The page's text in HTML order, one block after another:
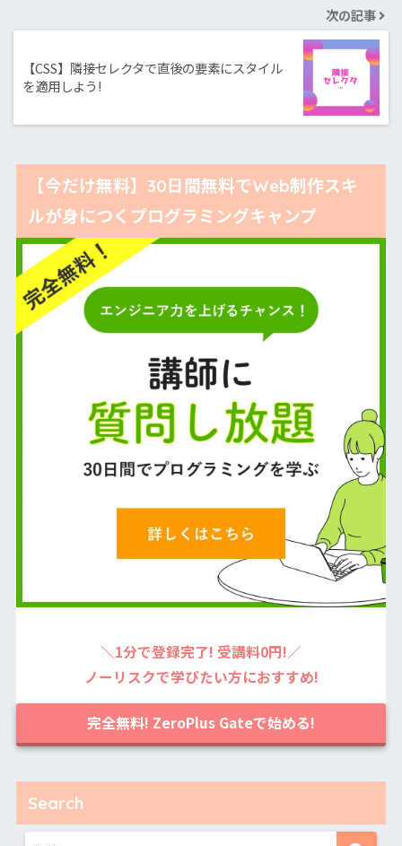
次の記事
【CSS】隣接セレクタで直後の要素にスタイル
を適用しよう!
【今だけ無料】30日間無料でWeb制作スキ
ルが身につくプログラミングキャンプ
＼1分で登録完了! 受講料0円!／
ノーリスクで学びたい方におすすめ!
完全無料! ZeroPlus Gateで始める!
Search